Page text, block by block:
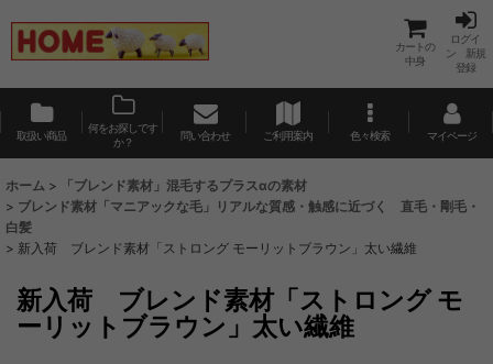
カートの
中身
ログイ
ン 新規
登録
取扱い商品
何をお探しです
か？
問い合わせ ご利用案内 色々検索 マイページ
ホーム >
「ブレンド素材」混毛するプラスαの素材
> ブレンド素材「マニアックな毛」リアルな質感・触感に近づく 直毛・剛毛・
白髪
> 新入荷 ブレンド素材「ストロング モーリットブラウン」太い繊維
新入荷 ブレンド素材「ストロング モ
ーリットブラウン」太い繊維